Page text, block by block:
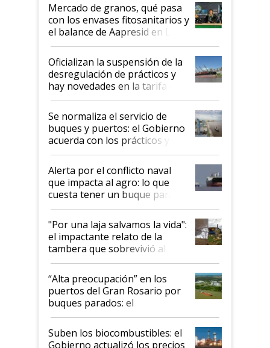
Mercado de granos, qué pasa
con los envases fitosanitarios y
el balance de Aapresid en La
Posta
Oficializan la suspensión de la
desregulación de prácticos y
hay novedades en la tarifa de
la hidrovía
Se normaliza el servicio de
buques y puertos: el Gobierno
acuerda con los prácticos y
suspende el decreto de
desregulación
Alerta por el conflicto naval
que impacta al agro: lo que
cuesta tener un buque parado
y el peligro de que Argentina
pase a ser "país sucio"
"Por una laja salvamos la vida":
el impactante relato de la
tambera que sobrevivió al
tornado
“Alta preocupación” en los
puertos del Gran Rosario por
buques parados: el
funcionamiento de las
exportadoras en tensión tras
la medida de fuerza de los
Suben los biocombustibles: el
Gobierno actualizó los precios